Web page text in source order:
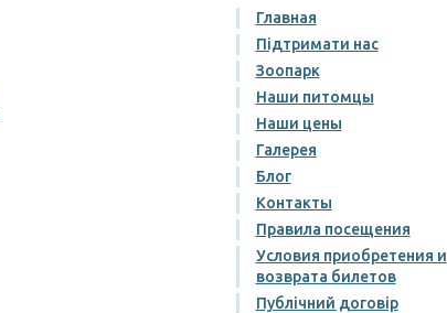
Главная
Підтримати нас
Зоопарк
Наши питомцы
Наши цены
Галерея
Блог
Контакты
Правила посещения
Условия приобретения и
возврата билетов
Публічний договір